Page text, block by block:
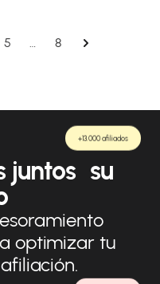
5 … 8
+13.000 afiliados
juntos su
optimizar tu